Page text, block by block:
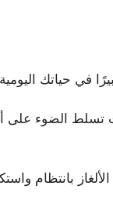
في حياتك
تسلط الضوء على
مرتبطة من 2018 وأكثر من 19000